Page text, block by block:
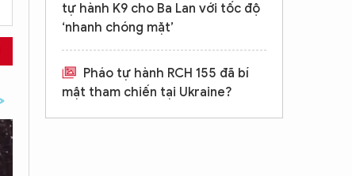
tự hành K9 cho Ba Lan với tốc độ
‘nhanh chóng mặt’
Pháo tự hành RCH 155 đã bí
mật tham chiến tại Ukraine?